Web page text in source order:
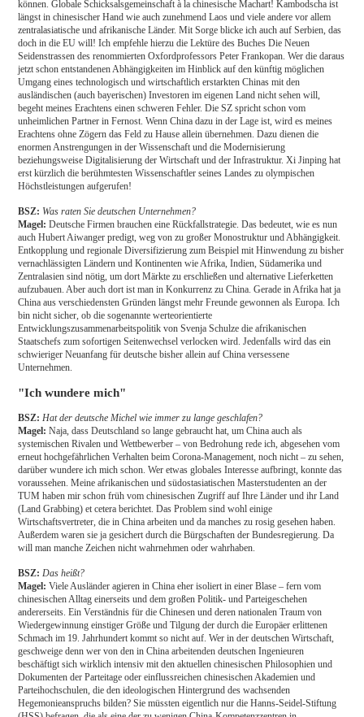
können. Globale Schicksalsgemeinschaft à la chinesische Machart! Kambodscha ist
längst in chinesischer Hand wie auch zunehmend Laos und viele andere vor allem
zentralasiatische und afrikanische Länder. Mit Sorge blicke ich auch auf Serbien, das
doch in die EU will! Ich empfehle hierzu die Lektüre des Buches Die Neuen
Seidenstrassen des renommierten Oxfordprofessors Peter Frankopan. Wer die daraus
jetzt schon entstandenen Abhängigkeiten im Hinblick auf den künftig möglichen
Umgang eines technologisch und wirtschaftlich erstarkten Chinas mit den
ausländischen (auch bayerischen) Investoren im eigenen Land nicht sehen will,
begeht meines Erachtens einen schweren Fehler. Die SZ spricht schon vom
unheimlichen Partner in Fernost. Wenn China dazu in der Lage ist, wird es meines
Erachtens ohne Zögern das Feld zu Hause allein übernehmen. Dazu dienen die
enormen Anstrengungen in der Wissenschaft und die Modernisierung
beziehungsweise Digitalisierung der Wirtschaft und der Infrastruktur. Xi Jinping hat
erst kürzlich die berühmtesten Wissenschaftler seines Landes zu olympischen
Höchstleistungen aufgerufen!
BSZ: Was raten Sie deutschen Unternehmen?
Magel: Deutsche Firmen brauchen eine Rückfallstrategie. Das bedeutet, wie es nun
auch Hubert Aiwanger predigt, weg von zu großer Monostruktur und Abhängigkeit.
Entkopplung und regionale Diversifizierung zum Beispiel mit Hinwendung zu bisher
vernachlässigten Ländern und Kontinenten wie Afrika, Indien, Südamerika und
Zentralasien sind nötig, um dort Märkte zu erschließen und alternative Lieferketten
aufzubauen. Aber auch dort ist man in Konkurrenz zu China. Gerade in Afrika hat ja
China aus verschiedensten Gründen längst mehr Freunde gewonnen als Europa. Ich
bin nicht sicher, ob die sogenannte werteorientierte
Entwicklungszusammenarbeitspolitik von Svenja Schulze die afrikanischen
Staatschefs zum sofortigen Seitenwechsel verlocken wird. Jedenfalls wird das ein
schwieriger Neuanfang für deutsche bisher allein auf China versessene
Unternehmen.
"Ich wundere mich"
BSZ:Hat der deutsche Michel wie immer zu lange geschlafen?
Magel: Naja, dass Deutschland so lange gebraucht hat, um China auch als
systemischen Rivalen und Wettbewerber – von Bedrohung rede ich, abgesehen vom
erneut hochgefährlichen Verhalten beim Corona-Management, noch nicht – zu sehen,
darüber wundere ich mich schon. Wer etwas globales Interesse aufbringt, konnte das
voraussehen. Meine afrikanischen und südostasiatischen Masterstudenten an der
TUM haben mir schon früh vom chinesischen Zugriff auf Ihre Länder und ihr Land
(Land Grabbing) et cetera berichtet. Das Problem sind wohl einige
Wirtschaftsvertreter, die in China arbeiten und da manches zu rosig gesehen haben.
Außerdem waren sie ja gesichert durch die Bürgschaften der Bundesregierung. Da
will man manche Zeichen nicht wahrnehmen oder wahrhaben.
BSZ:Das heißt?
Magel: Viele Ausländer agieren in China eher isoliert in einer Blase – fern vom
chinesischen Alltag einerseits und dem großen Politik- und Parteigeschehen
andererseits. Ein Verständnis für die Chinesen und deren nationalen Traum von
Wiedergewinnung einstiger Größe und Tilgung der durch die Europäer erlittenen
Schmach im 19. Jahrhundert kommt so nicht auf. Wer in der deutschen Wirtschaft,
geschweige denn wer von den in China arbeitenden deutschen Ingenieuren
beschäftigt sich wirklich intensiv mit den aktuellen chinesischen Philosophien und
Dokumenten der Parteitage oder einflussreichen chinesischen Akademien und
Parteihochschulen, die den ideologischen Hintergrund des wachsenden
Hegemonieanspruchs bilden? Sie müssten eigentlich nur die Hanns-Seidel-Stiftung